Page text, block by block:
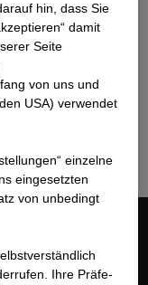
hin, dass Sie
damit
Seite
von uns und
USA) verwendet
einzelne
eingesetzten
von unbedingt
Ihre Prä­fe­